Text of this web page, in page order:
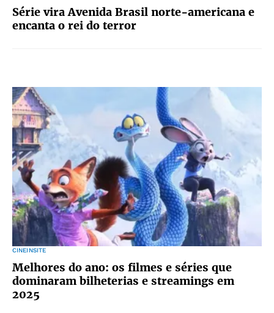
Série vira Avenida Brasil norte-americana e
encanta o rei do terror
CINEINSITE
Melhores do ano: os filmes e séries que
dominaram bilheterias e streamings em
2025